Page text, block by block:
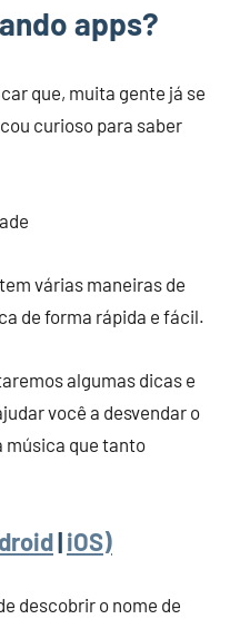
apps?
que, muita gente já se
curioso para saber
várias maneiras de
de forma rápida e fácil.
algumas dicas e
você a desvendar o
música que tanto
|iOS)
descobrir o nome de